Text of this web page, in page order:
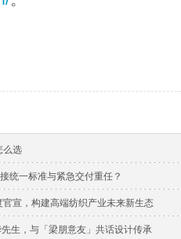
么选
统一标准与紧急交付重任？
宣，构建高端纺织产业未来新生态
生，与「梁朋意友」共话设计传承